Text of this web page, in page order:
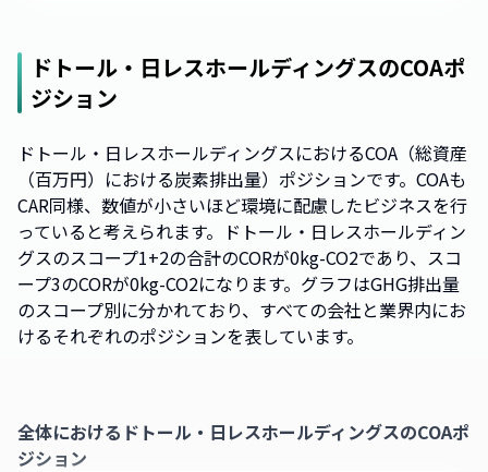
ドトール・日レスホールディングスのCOAポ
ジション
ドトール・日レスホールディングスにおけるCOA（総資産
（百万円）における炭素排出量）ポジションです。COAも
CAR同様、数値が小さいほど環境に配慮したビジネスを行
っていると考えられます。ドトール・日レスホールディン
グスのスコープ1+2の合計のCORが0kg-CO2であり、スコ
ープ3のCORが0kg-CO2になります。グラフはGHG排出量
のスコープ別に分かれており、すべての会社と業界内にお
けるそれぞれのポジションを表しています。
全体における ドトール・日レスホールディングスのCOAポ
ジション